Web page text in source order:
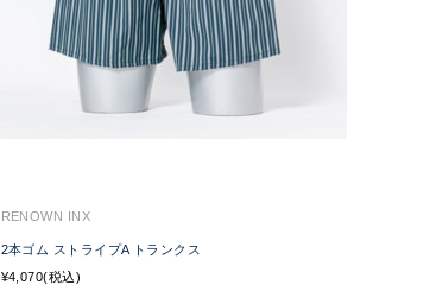
RENOWN INX
2本ゴム ストライプA トランクス
¥4,070(税込)